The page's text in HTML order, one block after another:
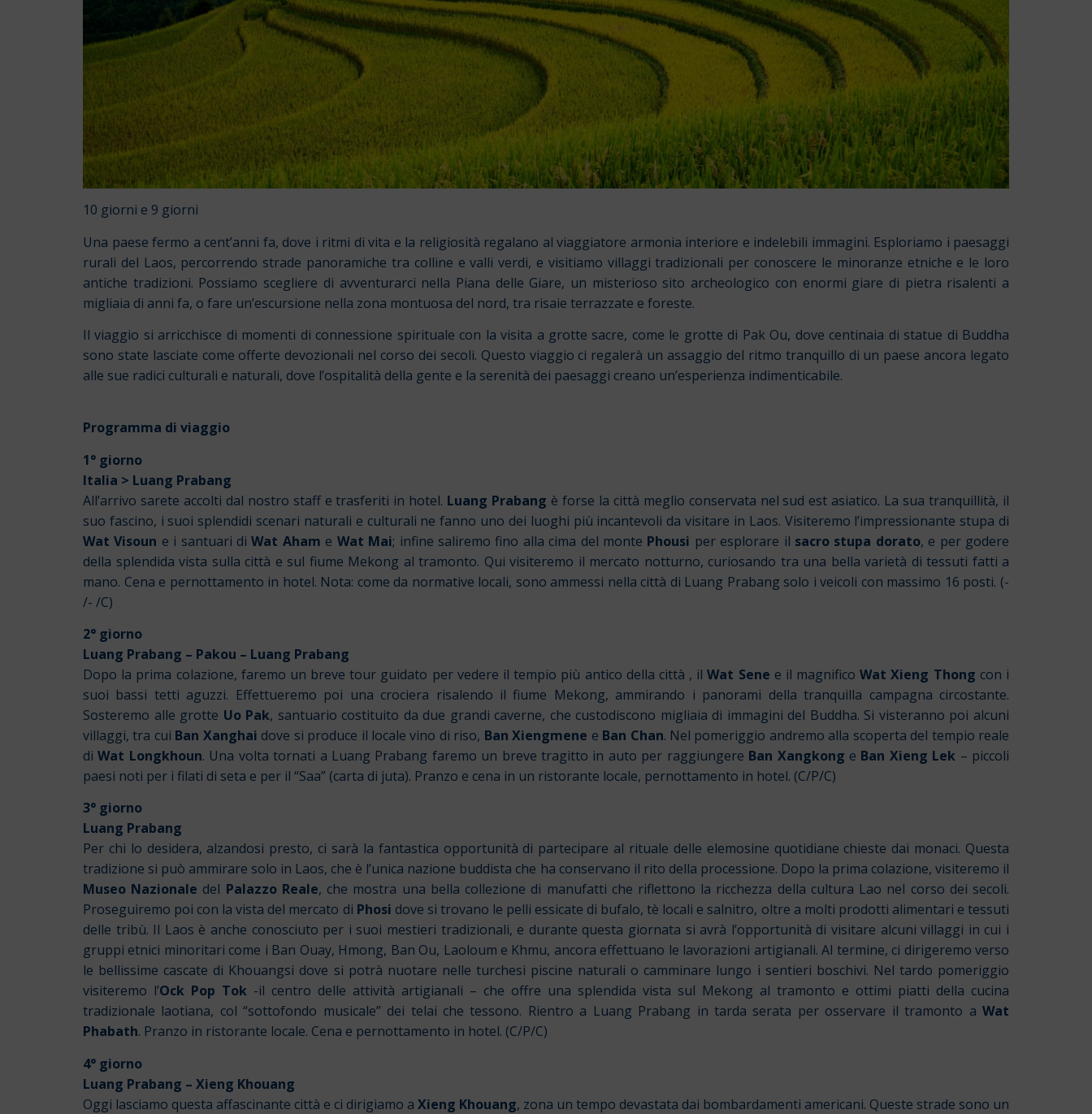
10 giorni e 9 giorni
Una paese fermo a cent’anni fa, dove i ritmi di vita e la religiosità regalano al viaggiatore armonia interiore e indelebili immagini. Esploriamo i paesaggi
rurali del Laos, percorrendo strade panoramiche tra colline e valli verdi, e visitiamo villaggi tradizionali per conoscere le minoranze etniche e le loro
antiche tradizioni. Possiamo scegliere di avventurarci nella Piana delle Giare, un misterioso sito archeologico con enormi giare di pietra risalenti a
migliaia di anni fa, o fare un’escursione nella zona montuosa del nord, tra risaie terrazzate e foreste.
Il viaggio si arricchisce di momenti di connessione spirituale con la visita a grotte sacre, come le grotte di Pak Ou, dove centinaia di statue di Buddha
sono state lasciate come offerte devozionali nel corso dei secoli. Questo viaggio ci regalerà un assaggio del ritmo tranquillo di un paese ancora legato
alle sue radici culturali e naturali, dove l’ospitalità della gente e la serenità dei paesaggi creano un’esperienza indimenticabile.
Programma di viaggio
1° giorno
Italia > Luang Prabang
All’arrivo sarete accolti dal nostro staff e trasferiti in hotel. Luang Prabang è forse la città meglio conservata nel sud est asiatico. La sua tranquillità, il
suo fascino, i suoi splendidi scenari naturali e culturali ne fanno uno dei luoghi più incantevoli da visitare in Laos. Visiteremo l’impressionante stupa di
Wat Visoun e i santuari diWat Aham e Wat Mai; infine saliremo fino alla cima del monte Phousi per esplorare il sacro stupa dorato, e per godere
della splendida vista sulla città e sul fiume Mekong al tramonto. Qui visiteremo il mercato notturno, curiosando tra una bella varietà di tessuti fatti a
mano. Cena e pernottamento in hotel. Nota: come da normative locali, sono ammessi nella città di Luang Prabang solo i veicoli con massimo 16 posti. (-
/- /C)
2° giorno
Luang Prabang – Pakou – Luang Prabang
Dopo la prima colazione, faremo un breve tour guidato per vedere il tempio più antico della città , ilWat Sene e il magnificoWat Xieng Thong con i
suoi bassi tetti aguzzi. Effettueremo poi una crociera risalendo il fiume Mekong, ammirando i panorami della tranquilla campagna circostante.
Sosteremo alle grotte Uo Pak, santuario costituito da due grandi caverne, che custodiscono migliaia di immagini del Buddha. Si visteranno poi alcuni
villaggi, tra cui Ban Xanghai dove si produce il locale vino di riso, Ban Xiengmene e Ban Chan. Nel pomeriggio andremo alla scoperta del tempio reale
diWat Longkhoun. Una volta tornati a Luang Prabang faremo un breve tragitto in auto per raggiungere Ban Xangkong e Ban Xieng Lek – piccoli
paesi noti per i filati di seta e per il “Saa” (carta di juta). Pranzo e cena in un ristorante locale, pernottamento in hotel. (C/P/C)
3° giorno
Luang Prabang
Per chi lo desidera, alzandosi presto, ci sarà la fantastica opportunità di partecipare al rituale delle elemosine quotidiane chieste dai monaci. Questa
tradizione si può ammirare solo in Laos, che è l’unica nazione buddista che ha conservano il rito della processione. Dopo la prima colazione, visiteremo il
Museo Nazionale del Palazzo Reale, che mostra una bella collezione di manufatti che riflettono la ricchezza della cultura Lao nel corso dei secoli.
Proseguiremo poi con la vista del mercato di Phosi dove si trovano le pelli essicate di bufalo, tè locali e salnitro, oltre a molti prodotti alimentari e tessuti
delle tribù. Il Laos è anche conosciuto per i suoi mestieri tradizionali, e durante questa giornata si avrà l’opportunità di visitare alcuni villaggi in cui i
gruppi etnici minoritari come i Ban Ouay, Hmong, Ban Ou, Laoloum e Khmu, ancora effettuano le lavorazioni artigianali. Al termine, ci dirigeremo verso
le bellissime cascate di Khouangsi dove si potrà nuotare nelle turchesi piscine naturali o camminare lungo i sentieri boschivi. Nel tardo pomeriggio
visiteremo l’Ock Pop Tok -il centro delle attività artigianali – che offre una splendida vista sul Mekong al tramonto e ottimi piatti della cucina
tradizionale laotiana, col “sottofondo musicale” dei telai che tessono. Rientro a Luang Prabang in tarda serata per osservare il tramonto a Wat
Phabath. Pranzo in ristorante locale. Cena e pernottamento in hotel. (C/P/C)
4° giorno
Luang Prabang – Xieng Khouang
Oggi lasciamo questa affascinante città e ci dirigiamo a Xieng Khouang, zona un tempo devastata dai bombardamenti americani. Queste strade sono un